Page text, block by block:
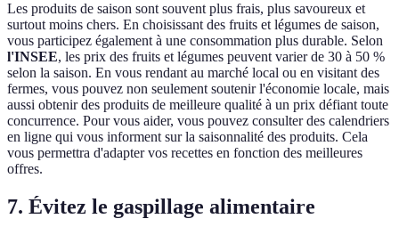
Les produits de saison sont souvent plus frais, plus savoureux et
surtout moins chers. En choisissant des fruits et légumes de saison,
vous participez également à une consommation plus durable. Selon
l'INSEE, les prix des fruits et légumes peuvent varier de 30 à 50 %
selon la saison. En vous rendant au marché local ou en visitant des
fermes, vous pouvez non seulement soutenir l'économie locale, mais
aussi obtenir des produits de meilleure qualité à un prix défiant toute
concurrence. Pour vous aider, vous pouvez consulter des calendriers
en ligne qui vous informent sur la saisonnalité des produits. Cela
vous permettra d'adapter vos recettes en fonction des meilleures
offres.
7. Évitez le gaspillage alimentaire